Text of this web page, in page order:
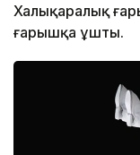
Халықаралық
ғарышқа ұшты.